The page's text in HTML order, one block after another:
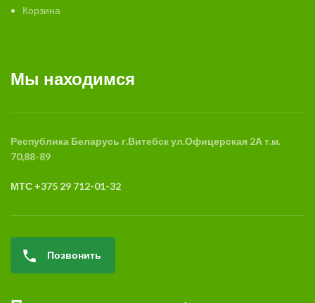
Корзина
Мы находимся
Республика Беларусь г.Витебскул.Офицерская 2Ат.м.
70,88-89
МТС +375 29 712-01-32
Позвонить